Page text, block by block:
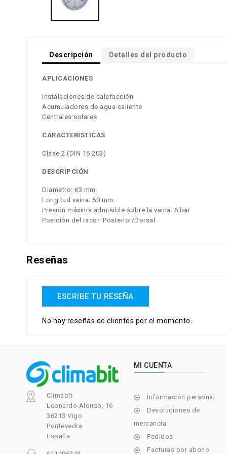
Descripción Detalles del producto
APLICACIONES
Instalaciones de calefacción
Acumuladores de agua caliente
Centrales solares
CARACTERÍSTICAS
Clase 2 (DIN 16 203)
DESCRIPCIÓN
Diámetro: 63 mm.
Longitud vaina: 50 mm.
Presión máxima admisible sobre la vaina: 6 bar
Posición del racor: Posterior/Dorsal
Reseñas
ESCRIBE TU RESEÑA
No hay reseñas de clientes por el momento.
Climabit
Leonardo Alonso, 16
36213 Vigo
Pontevedra
España
MI CUENTA
 Información personal

Devoluciones de
mercancía
 Pedidos
 Facturas por abono